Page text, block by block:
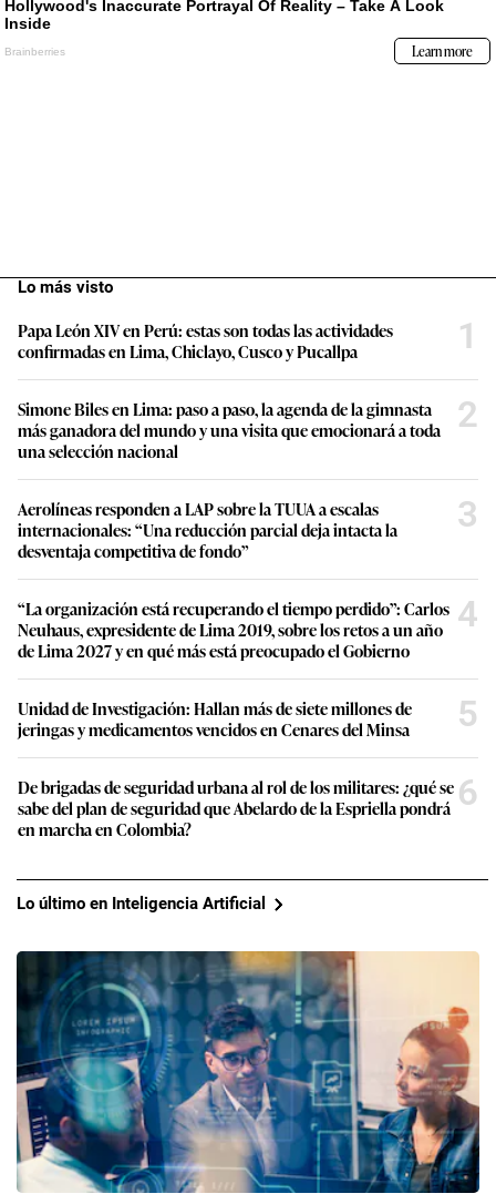
Lo más visto
Papa León XIV en Perú: estas son todas las actividades
confirmadas en Lima, Chiclayo, Cusco y Pucallpa
1
Simone Biles en Lima: paso a paso, la agenda de la gimnasta
más ganadora del mundo y una visita que emocionará a toda
una selección nacional
2
Aerolíneas responden a LAP sobre la TUUA a escalas
internacionales: “Una reducción parcial deja intacta la
desventaja competitiva de fondo”
3
“La organización está recuperando el tiempo perdido”: Carlos
Neuhaus, expresidente de Lima 2019, sobre los retos a un año
de Lima 2027 y en qué más está preocupado el Gobierno
4
Unidad de Investigación: Hallan más de siete millones de
jeringas y medicamentos vencidos en Cenares del Minsa
5
De brigadas de seguridad urbana al rol de los militares: ¿qué se
sabe del plan de seguridad que Abelardo de la Espriella pondrá
en marcha en Colombia?
6
Lo último en Inteligencia Artificial